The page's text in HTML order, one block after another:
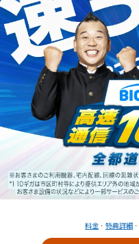
料金 ・ 特典詳細 ・